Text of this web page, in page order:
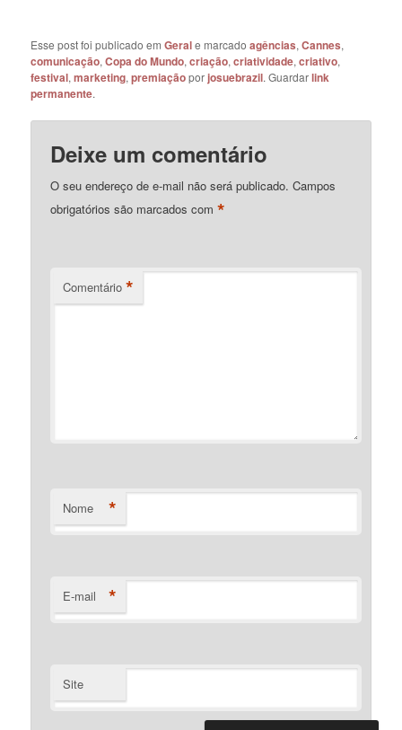
Esse post foi publicado emGerale marcadoagências,Cannes,
comunicação,Copa do Mundo,criação,criatividade,criativo,
festival,marketing,premiaçãoporjosuebrazil. Guardarlink
permanente.
Deixe um comentário
O seu endereço de e-mail não será publicado. Campos
obrigatórios são marcados com*
Comentário *
Nome *
E-mail *
Site